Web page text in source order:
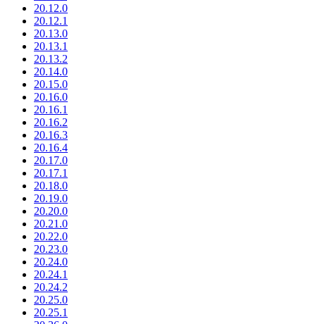
20.12.0
20.12.1
20.13.0
20.13.1
20.13.2
20.14.0
20.15.0
20.16.0
20.16.1
20.16.2
20.16.3
20.16.4
20.17.0
20.17.1
20.18.0
20.19.0
20.20.0
20.21.0
20.22.0
20.23.0
20.24.0
20.24.1
20.24.2
20.25.0
20.25.1